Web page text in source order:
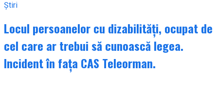
Știri
Locul persoanelor cu dizabilități, ocupat de
cel care ar trebui să cunoască legea.
Incident în fața CAS Teleorman.